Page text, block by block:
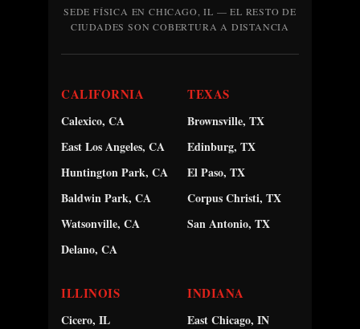
SEDE FÍSICA EN CHICAGO, IL — EL RESTO DE
CIUDADES SON COBERTURA A DISTANCIA
CALIFORNIA
Calexico, CA
East Los Angeles, CA
Huntington Park, CA
Baldwin Park, CA
Watsonville, CA
Delano, CA
TEXAS
Brownsville, TX
Edinburg, TX
El Paso, TX
Corpus Christi, TX
San Antonio, TX
ILLINOIS
Cicero, IL
INDIANA
East Chicago, IN